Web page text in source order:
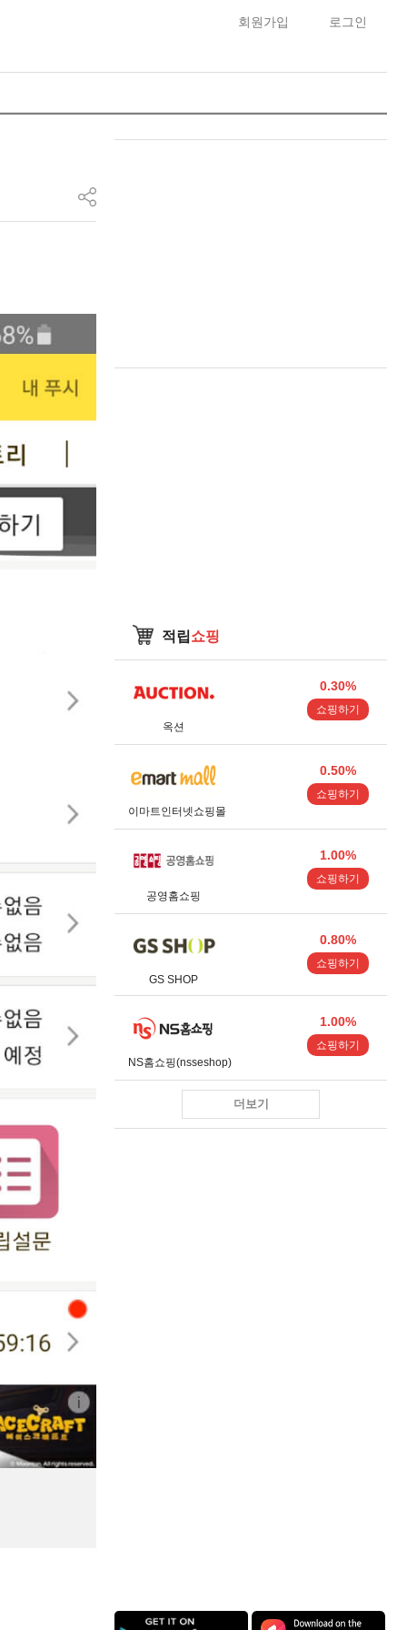
회원가입 로그인
적립쇼핑
옥션
0.30%
쇼핑하기
이마트인터넷쇼핑몰
0.50%
쇼핑하기
공영홈쇼핑
1.00%
쇼핑하기
GS SHOP
0.80%
쇼핑하기
NS홈쇼핑(nsseshop)
1.00%
쇼핑하기
더보기